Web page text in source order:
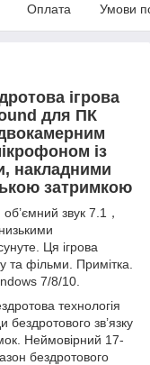
Оплата Умови
ігрова
для ПК
із
накладними
затримкою
звук 7.1，
Ця ігрова
та фільми. Примітка.
7/8/10.
технологія
зв’язку
Неймовірний 17-
бездротового